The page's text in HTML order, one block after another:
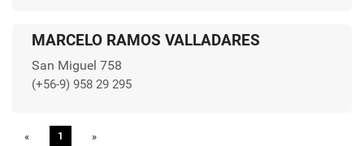
MARCELO RAMOS VALLADARES
San Miguel 758
(+56-9) 958 29 295
« Previous
1 »